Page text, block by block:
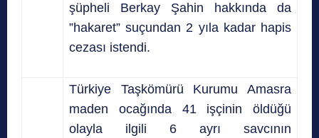
şüpheli Berkay Şahin hakkında da
”hakaret” suçundan 2 yıla kadar hapis
cezası istendi.
Türkiye Taşkömürü Kurumu Amasra
maden ocağında 41 işçinin öldüğü
olayla ilgili 6 ayrı savcının